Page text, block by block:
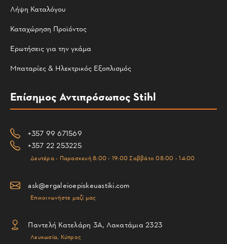
Λήψη Καταλόγου
Καταχώρηση Προϊόντος
Ερωτήσεις για την γκάμα
Μπαταρίες & Ηλεκτρικός Εξοπλισμός
Επίσημος Αντιπρόσωπος Stihl
+357 99 671569
+357 22 253225
Δευτέρα - Παρασκευή 8:00 - 19:00 Σαββάτο 08:00 - 14:00
ask@ergaleioepiskeuastiki.com
Επικοινωνήστε μαζί μας
Παντελή Κατελάρη 3Α, Λακατάμια 2323
Λευκωσία, Κύπρος